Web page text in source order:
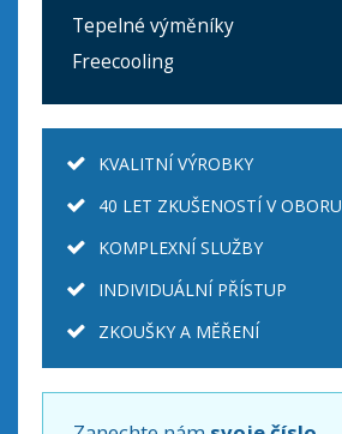
Tepelné výměníky
Freecooling
KVALITNÍ VÝROBKY
40 LET ZKUŠENOSTÍ V OBORU
KOMPLEXNÍ SLUŽBY
INDIVIDUÁLNÍ PŘÍSTUP
ZKOUŠKY A MĚŘENÍ